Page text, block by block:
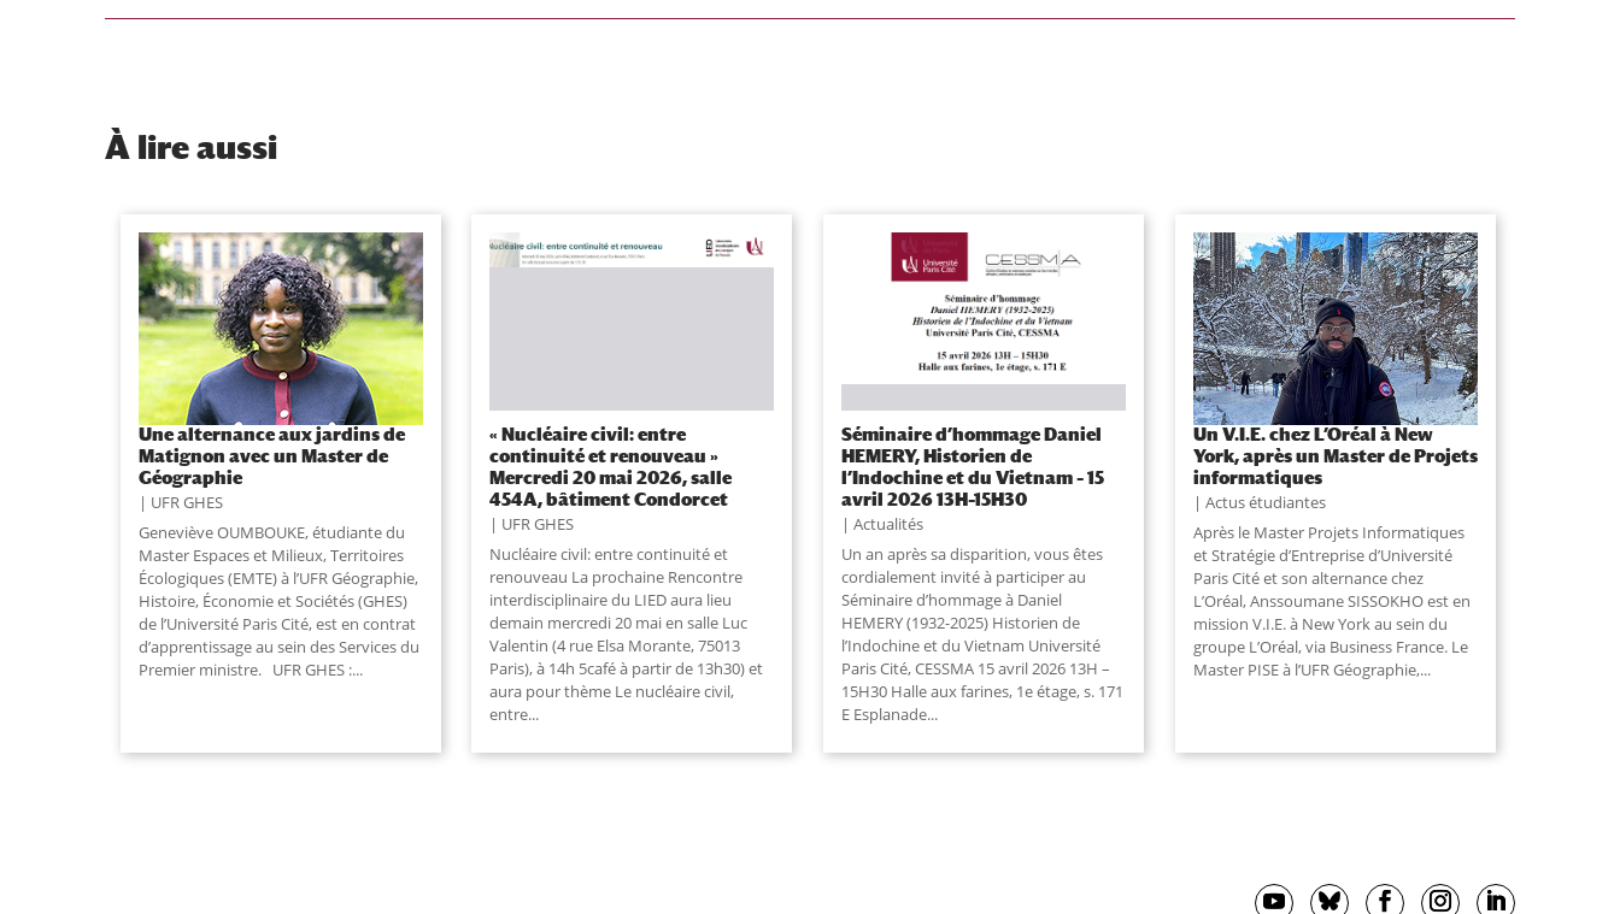
À lire aussi
Une alternance aux jardins de
Matignon avec un Master de
Géographie
UFR GHES
Geneviève OUMBOUKE, étudiante du
Master Espaces et Milieux, Territoires
Écologiques (EMTE) à l’UFR Géographie,
Histoire, Économie et Sociétés (GHES)
de l’Université Paris Cité, est en contrat
d’apprentissage au sein des Services du
Premier ministre. UFR GHES :...
« Nucléaire civil: entre
continuité et renouveau »
Mercredi 20 mai 2026, salle
454A, bâtiment Condorcet
UFR GHES
Nucléaire civil: entre continuité et
renouveau La prochaine Rencontre
interdisciplinaire du LIED aura lieu
demain mercredi 20 mai en salle Luc
Valentin (4 rue Elsa Morante, 75013
Paris), à 14h 5café à partir de 13h30) et
aura pour thème Le nucléaire civil,
entre...
Séminaire d’hommage Daniel
HEMERY, Historien de
l’Indochine et du Vietnam – 15
avril 2026 13H–15H30
Actualités
Un an après sa disparition, vous êtes
cordialement invité à participer au
Séminaire d’hommage à Daniel
HEMERY (1932-2025) Historien de
l’Indochine et du Vietnam Université
Paris Cité, CESSMA 15 avril 2026 13H –
15H30 Halle aux farines, 1e étage, s. 171
E Esplanade...
Un V.I.E. chez L’Oréal à New
York, après un Master de Projets
informatiques
Actus étudiantes
Après le Master Projets Informatiques
et Stratégie d’Entreprise d’Université
Paris Cité et son alternance chez
L’Oréal, Anssoumane SISSOKHO est en
mission V.I.E. à New York au sein du
groupe L’Oréal, via Business France. Le
Master PISE à l’UFR Géographie,...